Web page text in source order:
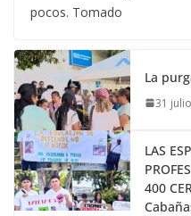
pocos. Tomado
La
31
LAS
400